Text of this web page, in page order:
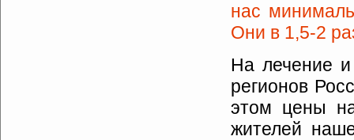
нас
Они в 1,5-2
На лечение
регионов
этом цены
жителей